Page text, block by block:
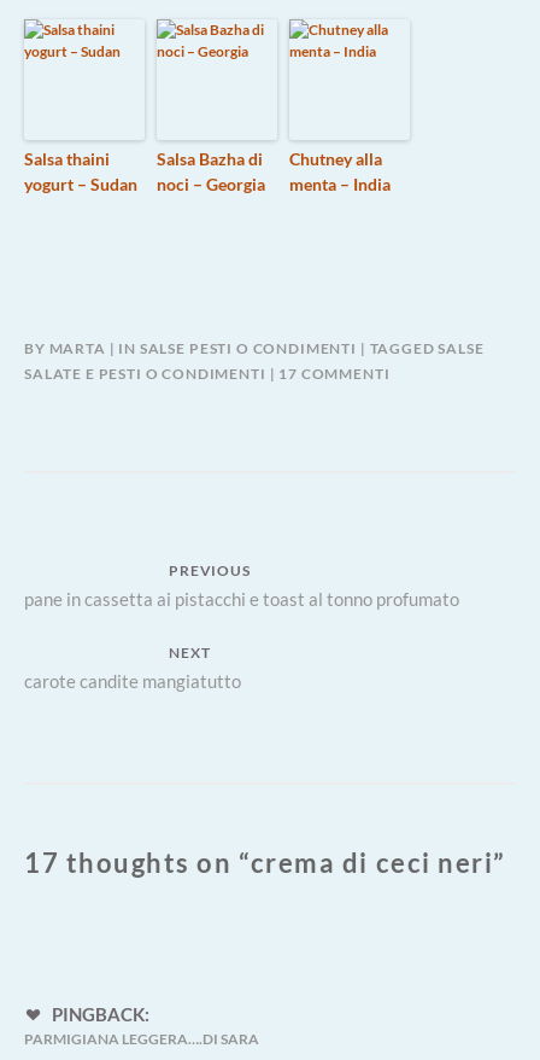
Salsa thaini
yogurt – Sudan
Salsa Bazha di
noci – Georgia
Chutney alla
menta – India
BY MARTA IN SALSE PESTI O CONDIMENTI TAGGEDSALSE
SALATE E PESTI O CONDIMENTI
17 COMMENTI
Navigazione
articoli
PREVIOUS
Previous
pane in cassetta ai pistacchi e toast al tonno profumato
NEXT
Next
carote candite mangiatutto
17 thoughts on “crema di ceci neri”
PINGBACK:
PARMIGIANA LEGGERA….DI SARA